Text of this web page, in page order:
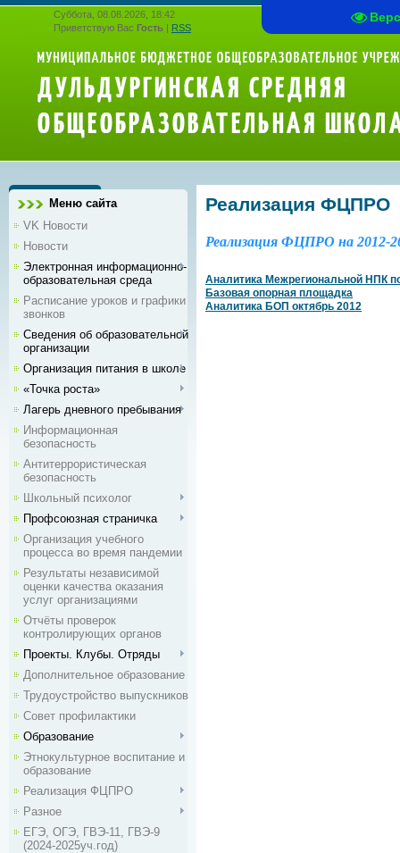
Суббота, 08.08.2026, 18:42
Приветствую Вас Гость | RSS
Меню сайта
VK Новости
Новости
Электронная информационно-
образовательная среда
Расписание уроков и графики
звонков
Сведения об образовательной
организации
Организация питания в школе
«Точка роста»
Лагерь дневного пребывания
Информационная
безопасность
Антитеррористическая
безопасность
Школьный психолог
Профсоюзная страничка
Организация учебного
процесса во время пандемии
Результаты независимой
оценки качества оказания
услуг организациями
Отчёты проверок
контролирующих органов
Проекты. Клубы. Отряды
Дополнительное образование
Трудоустройство выпускников
Совет профилактики
Образование
Этнокультурное воспитание и
образование
Реализация ФЦПРО
Разное
ЕГЭ, ОГЭ, ГВЭ-11, ГВЭ-9
(2024-2025уч.год)
Реализация ФЦПРО
Реализация ФЦПРО на 2012-
Аналитика Межрегиональной НПК
Базовая опорная площадка
Аналитика БОП октябрь 2012